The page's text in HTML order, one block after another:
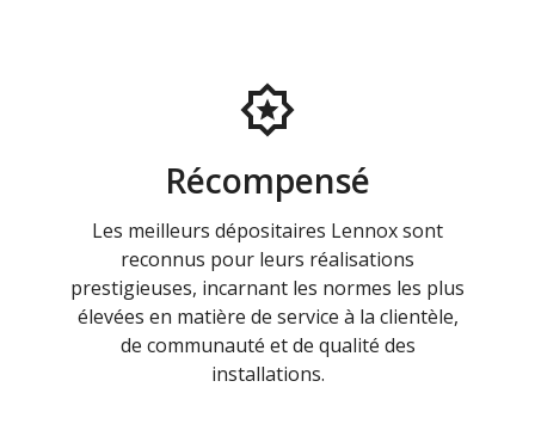
Récompensé
Les meilleurs dépositaires Lennox sont
reconnus pour leurs réalisations
prestigieuses, incarnant les normes les plus
élevées en matière de service à la clientèle,
de communauté et de qualité des
installations.